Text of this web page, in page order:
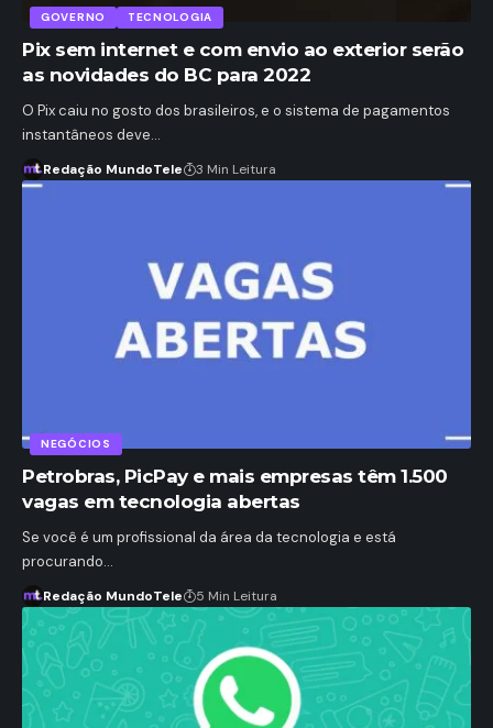
GOVERNO TECNOLOGIA
Pix sem internet e com envio ao exterior serão
as novidades do BC para 2022
O Pix caiu no gosto dos brasileiros, e o sistema de pagamentos
instantâneos deve…
Redação MundoTele 3 Min Leitura
NEGÓCIOS
Petrobras, PicPay e mais empresas têm 1.500
vagas em tecnologia abertas
Se você é um profissional da área da tecnologia e está
procurando…
Redação MundoTele 5 Min Leitura